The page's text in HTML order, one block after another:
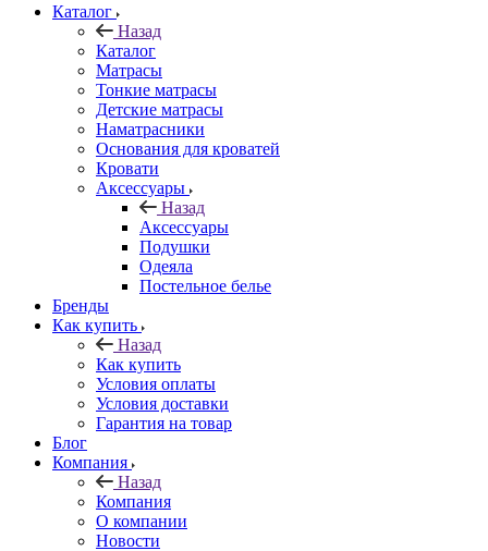
Каталог
Назад
Каталог
Матрасы
Тонкие матрасы
Детские матрасы
Наматрасники
Основания для кроватей
Кровати
Аксессуары
Назад
Аксессуары
Подушки
Одеяла
Постельное белье
Бренды
Как купить
Назад
Как купить
Условия оплаты
Условия доставки
Гарантия на товар
Блог
Компания
Назад
Компания
О компании
Новости